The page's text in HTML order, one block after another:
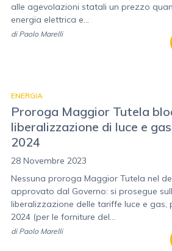
alle agevolazioni statali un prezzo
energia elettrica e...
di Paolo Marelli
ENERGIA
Proroga Maggior Tutela
liberalizzazione di luce e
2024
28 Novembre 2023
Nessuna proroga Maggior Tutela nel
approvato dal Governo: si prosegue
liberalizzazione delle tariffe luce e gas,
2024 (per le forniture del...
di Paolo Marelli